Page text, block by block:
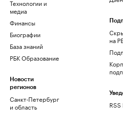
Технологии и
медиа
Финансы
Биографии
База знаний
РБК Образование
Новости
регионов
Санкт-Петербург
и область
на